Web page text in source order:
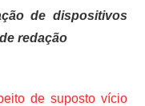
de dispositivos
redação
de suposto vício